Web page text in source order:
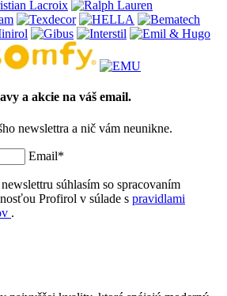
a akcie na váš email.
newslettra a nič vám neunikne.
Email*
súhlasím so spracovaním
Profirol v súlade s pravidlami
.